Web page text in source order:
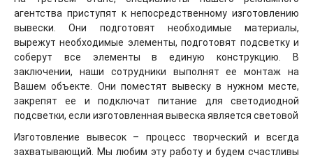
агентства приступят к непосредственному изготовлению
вывески. Они подготовят необходимые материалы,
вырежут необходимые элементы, подготовят подсветку и
соберут все элементы в единую конструкцию. В
заключении, наши сотрудники выполнят ее монтаж на
Вашем объекте. Они поместят вывеску в нужном месте,
закрепят ее и подключат питание для светодиодной
подсветки, если изготовленная вывеска является световой
Изготовление вывесок – процесс творческий и всегда
захватывающий. Мы любим эту работу и будем счастливы